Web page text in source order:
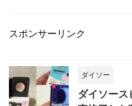
スポンサーリンク
ダイソー
ダイソース